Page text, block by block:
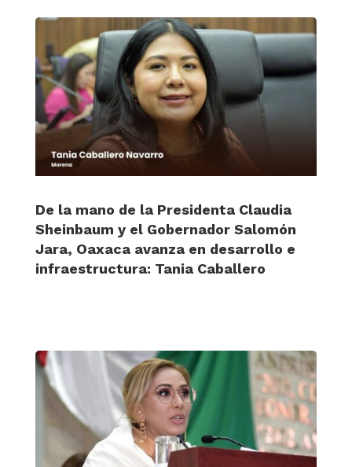
De la mano de la Presidenta Claudia
Sheinbaum y el Gobernador Salomón
Jara, Oaxaca avanza en desarrollo e
infraestructura: Tania Caballero